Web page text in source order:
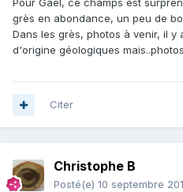
Pour Gael, ce champs est
grès en abondance, un peu de
Dans les grès, photos à venir, il y
d'origine géologiques
Citer
Christophe B
Posté(e) 10 septembre